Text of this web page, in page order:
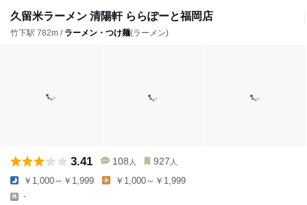
久留米ラーメン 清陽軒 ららぽーと福岡店
竹下駅 782m / ラーメン・つけ麺(ラーメン)
3.41 108 人 927 人
￥1,000～￥1,999 ￥1,000～￥1,999
-